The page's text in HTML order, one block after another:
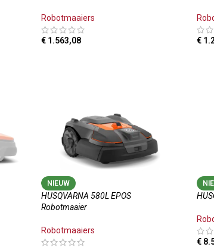
Robotmaaiers
€ 1.563,08 €
NIEUW
HUSQVARNA 580L EPOS
Robotmaaier
Robotmaaiers
€